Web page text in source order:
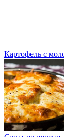
Картофель с